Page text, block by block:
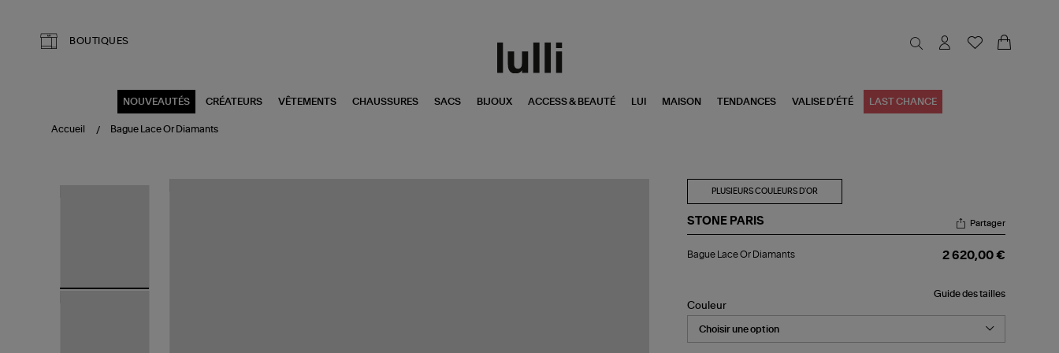
BOUTIQUES
NOUVEAUTÉS CRÉATEURS VÊTEMENTS CHAUSSURES SACS BIJOUX ACCESS & BEAUTÉ LUI MAISON TENDANCES VALISE D'ÉTÉ LAST CHANCE
Accueil Bague Lace Or Diamants
PLUSIEURS COULEURS D'OR
STONE PARIS
Lace
Partager
Bague Lace Or Diamants 2 620,00 €
Guide des tailles
Couleur